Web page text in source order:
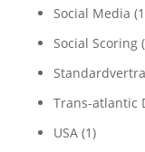
Social Media
Social Scoring
Trans-atlantic
USA(1)